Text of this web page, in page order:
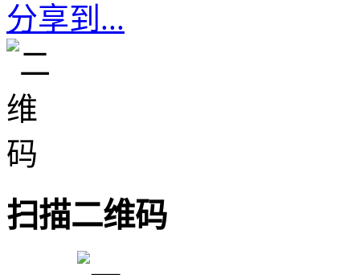
分享到...
扫描二维码